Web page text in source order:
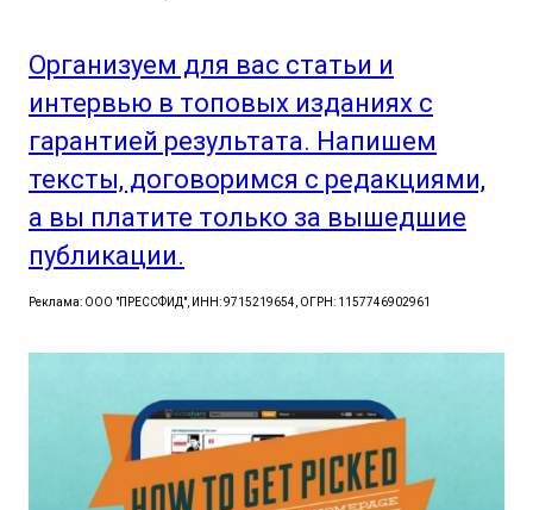
Организуем для вас статьи и
интервью в топовых изданиях с
гарантией результата. Напишем
тексты, договоримся с редакциями,
а вы платите только за вышедшие
публикации.
Реклама: ООО "ПРЕССФИД", ИНН: 9715219654, ОГРН: 1157746902961